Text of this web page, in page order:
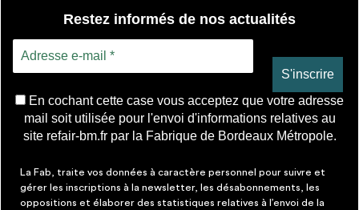
Restez informés de nos actualités
En cochant cette case vous acceptez que votre adresse
mail soit utilisée pour l'envoi d'informations relatives au
site refair-bm.fr par la Fabrique de Bordeaux Métropole.
La Fab, traite vos données à caractère personnel pour suivre et
gérer les inscriptions à la newsletter, les désabonnements, les
oppositions et élaborer des statistiques relatives à l’envoi de la